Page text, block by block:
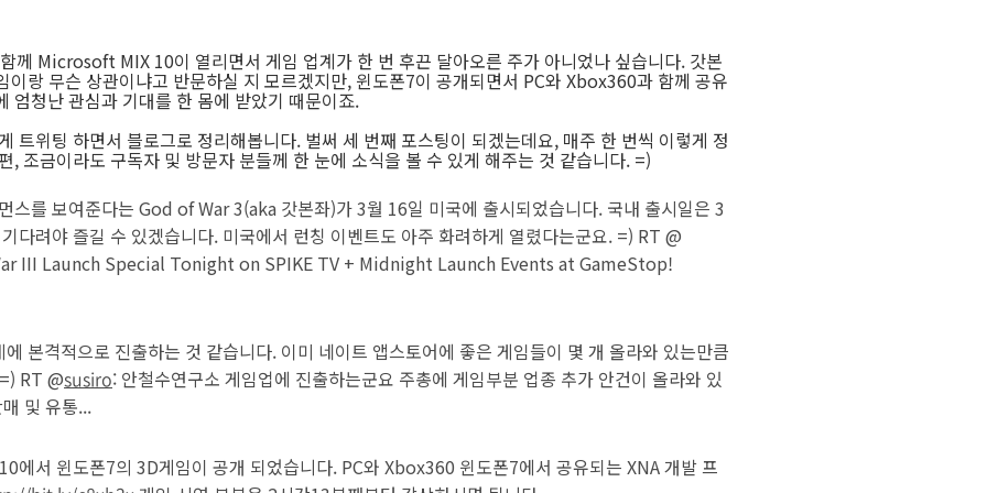
께 Microsoft MIX 10이 열리면서 게임 업계가 한 번 후끈 달아오른 주가 아니었나 싶습니다. 갓본
이랑 무슨 상관이냐고 반문하실 지 모르겠지만, 윈도폰7이 공개되면서 PC와 Xbox360과 함께 공유
엄청난 관심과 기대를 한 몸에 받았기 때문이죠.
트위팅 하면서 블로그로 정리해봅니다. 벌써 세 번째 포스팅이 되겠는데요, 매주 한 번씩 이렇게 정
, 조금이라도 구독자 및 방문자 분들께 한 눈에 소식을 볼 수 있게 해주는 것 같습니다. =)
스를 보여준다는 God of War 3(aka 갓본좌)가 3월 16일 미국에 출시되었습니다. 국내 출시일은 3
다려야 즐길 수 있겠습니다. 미국에서 런칭 이벤트도 아주 화려하게 열렸다는군요. =) RT @
III Launch Special Tonight on SPIKE TV + Midnight Launch Events at GameStop!
본격적으로 진출하는 것 같습니다. 이미 네이트 앱스토어에 좋은 게임들이 몇 개 올라와 있는만큼
RT @susiro: 안철수연구소 게임업에 진출하는군요 주총에 게임부분 업종 추가 안건이 올라와 있
및 유통...
서 윈도폰7의 3D게임이 공개 되었습니다. PC와 Xbox360 윈도폰7에서 공유되는 XNA 개발 프